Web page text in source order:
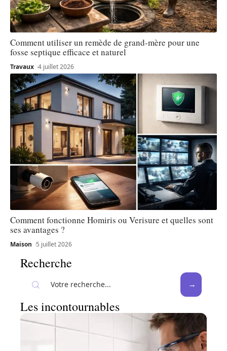
Comment utiliser un remède de grand-mère pour une
fosse septique efficace et naturel
Travaux 4 juillet 2026
Comment fonctionne Homiris ou Verisure et quelles sont
ses avantages ?
Maison 5 juillet 2026
Recherche
Les incontournables